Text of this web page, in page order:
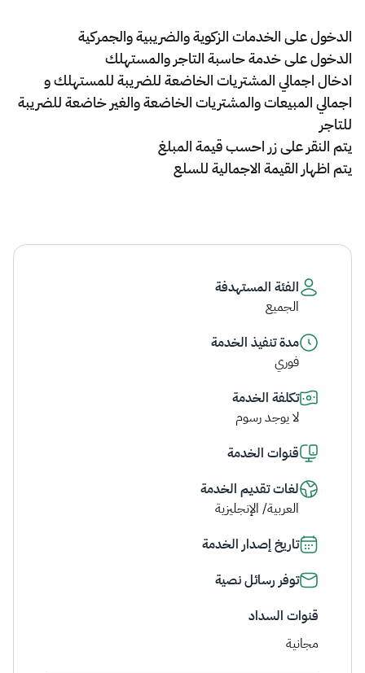
الدخول على الخدمات الزكوية والضريبية والجمركية
الدخول على خدمة حاسبة التاجر والمستهلك
ادخال اجمالي المشتريات الخاضعة للضريبة للمستهلك و
اجمالي المبيعات والمشتريات الخاضعة والغير خاضعة للضريبة
للتاجر
يتم النقر على زر احسب قيمة المبلغ
يتم اظهار القيمة الاجمالية للسلع​​
الفئة المستهدفة
الجميع
مدة تنفيذ الخدمة
فوري
تكلفة الخدمة
لا يوجد رسوم
قنوات الخدمة
لغات تقديم الخدمة
العربية/ الإنجليزية
تاريخ إصدار الخدمة
توفر رسائل نصية
قنوات السداد
مجانية